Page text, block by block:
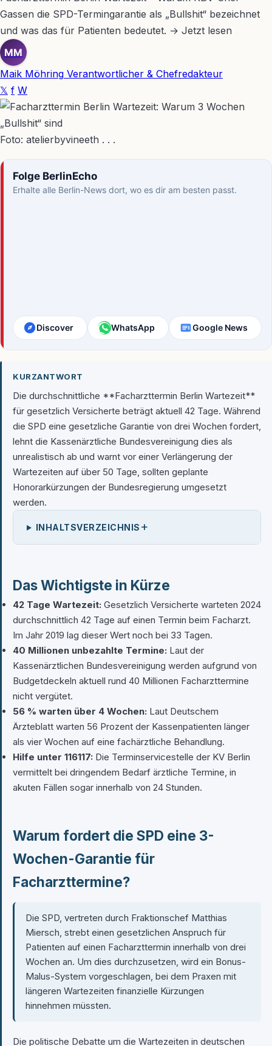
Gassen die SPD-Termingarantie als „Bullshit“ bezeichnet
und was das für Patienten bedeutet. → Jetzt lesen
MM
Maik Möhring Verantwortlicher & Chefredakteur
𝕏 f W
Foto: atelierbyvineeth . . .
Folge BerlinEcho
Erhalte alle Berlin-News dort, wo es dir am besten passt.
Discover WhatsApp Google News
KURZANTWORT
Die durchschnittliche **Facharzttermin Berlin Wartezeit**
für gesetzlich Versicherte beträgt aktuell 42 Tage. Während
die SPD eine gesetzliche Garantie von drei Wochen fordert,
lehnt die Kassenärztliche Bundesvereinigung dies als
unrealistisch ab und warnt vor einer Verlängerung der
Wartezeiten auf über 50 Tage, sollten geplante
Honorarkürzungen der Bundesregierung umgesetzt
werden.
INHALTSVERZEICHNIS +
Das Wichtigste in Kürze
42 Tage Wartezeit: Gesetzlich Versicherte warteten 2024
durchschnittlich 42 Tage auf einen Termin beim Facharzt.
Im Jahr 2019 lag dieser Wert noch bei 33 Tagen.
40 Millionen unbezahlte Termine: Laut der
Kassenärztlichen Bundesvereinigung werden aufgrund von
Budgetdeckeln aktuell rund 40 Millionen Facharzttermine
nicht vergütet.
56 % warten über 4 Wochen: Laut Deutschem
Ärzteblatt warten 56 Prozent der Kassenpatienten länger
als vier Wochen auf eine fachärztliche Behandlung.
Hilfe unter 116117: Die Terminservicestelle der KV Berlin
vermittelt bei dringendem Bedarf ärztliche Termine, in
akuten Fällen sogar innerhalb von 24 Stunden.
Warum fordert die SPD eine 3-
Wochen-Garantie für
Facharzttermine?
Die SPD, vertreten durch Fraktionschef Matthias
Miersch, strebt einen gesetzlichen Anspruch für
Patienten auf einen Facharzttermin innerhalb von drei
Wochen an. Um dies durchzusetzen, wird ein Bonus-
Malus-System vorgeschlagen, bei dem Praxen mit
längeren Wartezeiten finanzielle Kürzungen
hinnehmen müssten.
Die politische Debatte um die Wartezeiten in deutschen